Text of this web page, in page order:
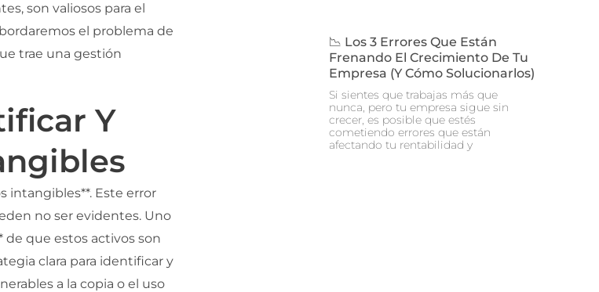
son valiosos para el
el problema de
trae una gestión
Y
intangibles**. Este error
no ser evidentes. Uno
que estos activos son
clara para identificar y
a la copia o el uso
📉 Los 3 Errores Que Están
Frenando El Crecimiento De Tu
Empresa (y Cómo Solucionarlos)
Si sientes que trabajas más que
nunca, pero tu empresa sigue sin
crecer, es posible que estés
cometiendo errores que están
afectando tu rentabilidad y